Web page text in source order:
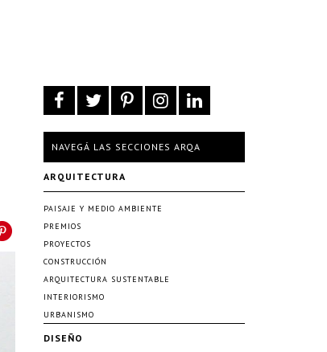
NAVEGÁ LAS SECCIONES ARQA
ARQUITECTURA
PAISAJE Y MEDIO AMBIENTE
PREMIOS
PROYECTOS
CONSTRUCCIÓN
ARQUITECTURA SUSTENTABLE
INTERIORISMO
URBANISMO
DISEÑO